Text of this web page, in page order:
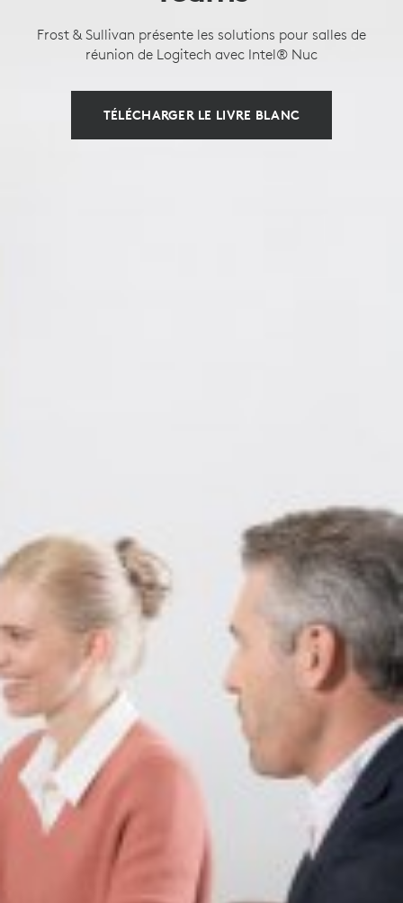
Frost & Sullivan présente les solutions pour salles de
réunion de Logitech avec Intel® Nuc
TÉLÉCHARGER LE LIVRE BLANC